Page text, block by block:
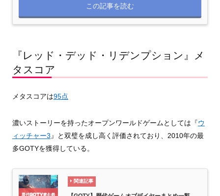
この記事を読む
『レッド・デッド・リデンプション』メ
タスコア
メタスコアは95点
濃いストーリーを持ったオープンワールドゲームとしては『ウ
ィッチャー3』と双璧を成し高く評価されており、2010年の最
多GOTYを獲得している。
関連記事